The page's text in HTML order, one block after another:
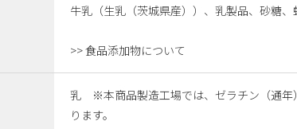
牛乳（生乳（茨城県産））、乳製品、砂糖
>> 食品添加物について
乳 ※本商品製造工場では、ゼラチン（通年
ります。